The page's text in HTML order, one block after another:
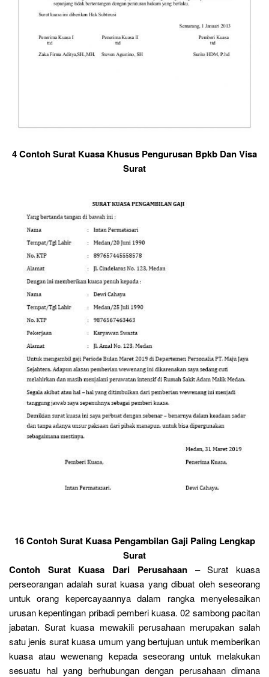
4 Contoh Surat Kuasa Khusus Pengurusan Bpkb Dan Visa
Surat
16 Contoh Surat Kuasa Pengambilan Gaji Paling Lengkap
Surat
Contoh Surat Kuasa Dari Perusahaan– Surat kuasa
perseorangan adalah surat kuasa yang dibuat oleh seseorang
untuk orang kepercayaannya dalam rangka menyelesaikan
urusan kepentingan pribadi pemberi kuasa. 02 sambong pacitan
jabatan. Surat kuasa mewakili perusahaan merupakan salah
satu jenis surat kuasa umum yang bertujuan untuk memberikan
kuasa atau wewenang kepada seseorang untuk melakukan
sesuatu hal yang berhubungan dengan perusahaan dimana